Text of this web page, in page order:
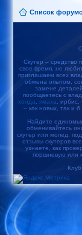
Список
Скутер – средство
свое время, не
приглашаем всех
обмена опытом,
замене
пообщаетесь с
хонда
ямаха , ирбис,
– как новых, так и
Найдите
обменивайтесь
скутер или мопед,
отзывы скутеров
узнаете, как
поршневую или